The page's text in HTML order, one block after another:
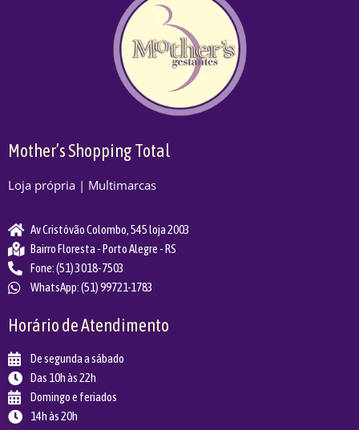
Mother’s Shopping Total
Loja própria | Multimarcas
Av Cristóvão Colombo, 545 loja 2003
Bairro Floresta - Porto Alegre - RS
Fone: (51) 3018-7503
WhatsApp: (51) 99721-1783
Horário de Atendimento
De segunda a sábado
Das 10h às 22h
Domingo e feriados
14h às 20h